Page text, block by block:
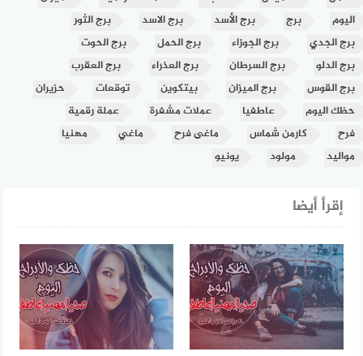
اليوم
برج برج الأسد برج الاسد
برج الثور
برج الجدي
برج الجوزاء برج الحمل
برج الحوت
برج الدلو
برج السرطان برج العذراء
برج العقرب
برج القوس
برج الميزان بيتكوين توقعات
حزيران
حظك اليوم
عاطفيا عملات مشفرة
عملة رقمية
فرح
كارمن شماس ماغى فرح ماغي
مهنيا
مواليد
مولود يونيو
إقرأ أيضا